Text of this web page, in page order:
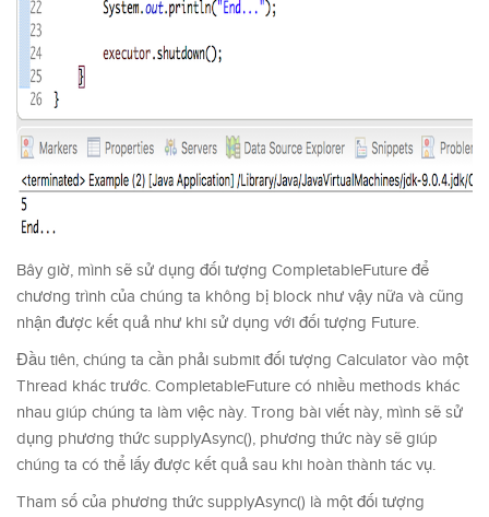
Bây giờ, mình sẽ sử dụng đối tượng CompletableFuture để
chương trình của chúng ta không bị block như vậy nữa và cũng
nhận được kết quả như khi sử dụng với đối tượng Future.
Đầu tiên, chúng ta cần phải submit đối tượng Calculator vào một
Thread khác trước. CompletableFuture có nhiều methods khác
nhau giúp chúng ta làm việc này. Trong bài viết này, mình sẽ sử
dụng phương thức supplyAsync(), phương thức này sẽ giúp
chúng ta có thể lấy được kết quả sau khi hoàn thành tác vụ.
Tham số của phương thức supplyAsync() là một đối tượng